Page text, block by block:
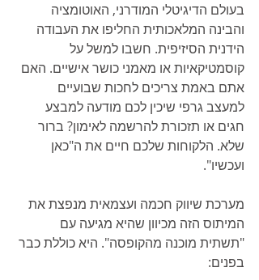
בעולם הדיגיטלי המודרני, האוטומציה
והבינה המלאכותית החליפו את העבודה
הידנית הסיזיפית. חשבו למשל על
קוסמטיקאיות או מאמני כושר אישיים. האם
אתם באמת צריכים לחכות שבועיים
למעצב גרפי שיכין לכם מודעה למבצע
חגים או תזכורת להרשמה לאימון? ברור
שלא. הלקוחות שלכם חיים את ה"כאן
ועכשיו".
מערכת שיווק חכמה ועצמאית מנפצת את
המיתוס הזה מכיוון שהיא מגיעה עם
"תשתית מוכנה מהקופסה". היא כוללת כבר
בפנים: